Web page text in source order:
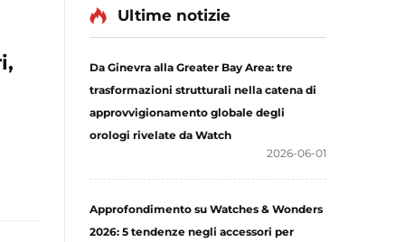
Ultime notizie
Da Ginevra alla Greater Bay Area: tre
trasformazioni strutturali nella catena di
approvvigionamento globale degli
orologi rivelate da Watch
2026-06-01
Approfondimento su Watches & Wonders
2026: 5 tendenze negli accessori per